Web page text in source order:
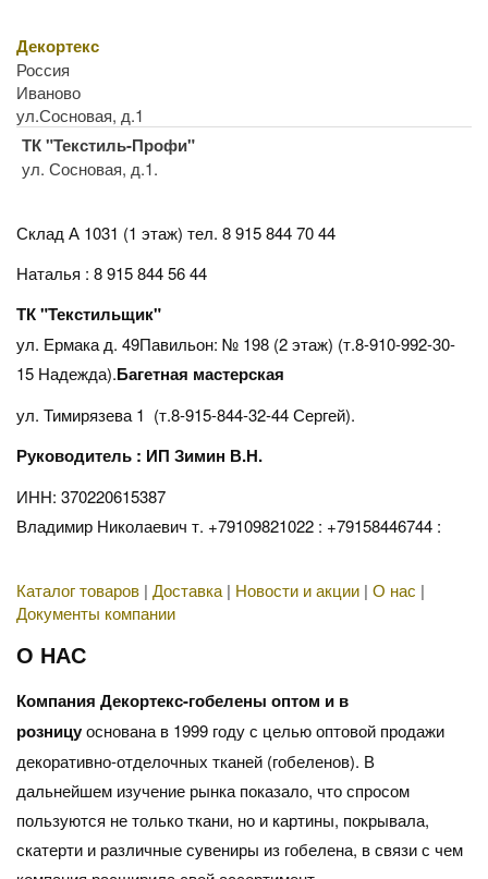
Декортекс
Россия
Иваново
ул.Сосновая, д.1
ТК "Текстиль-Профи"
ул. Сосновая, д.1.
Склад А 1031 (1 этаж) тел. 8 915 844 70 44
Наталья : 8 915 844 56 44
ТК "Текстильщик"
ул. Ермака д. 49Павильон: № 198 (2 этаж) (т.8-910-992-30-
15 Надежда).Багетная мастерская
ул. Тимирязева 1 (т.8-915-844-32-44 Сергей).
Руководитель : ИП Зимин В.Н.
ИНН: 370220615387
Владимир Николаевич т. +79109821022 : +79158446744 :
Каталог товаров | Доставка | Новости и акции | О нас |
Документы компании
О НАС
Компания Декортекс-гобелены оптом и в
розницуоснована в 1999 году с целью оптовой продажи
декоративно-отделочных тканей (гобеленов). В
дальнейшем изучение рынка показало, что спросом
пользуются не только ткани, но и картины, покрывала,
скатерти и различные сувениры из гобелена, в связи с чем